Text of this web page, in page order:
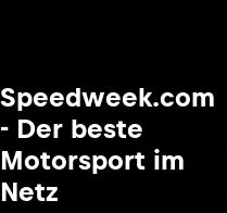
Speedweek.com
- Der beste
Motorsport im
Netz